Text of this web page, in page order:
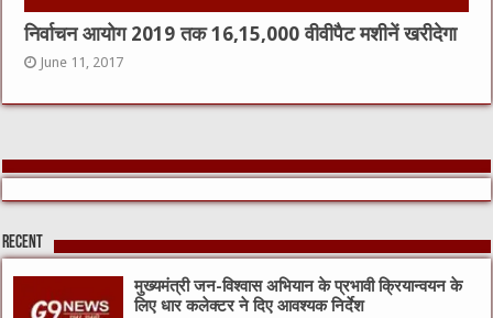
निर्वाचन आयोग 2019 तक 16,15,000 वीवीपैट मशीनें खरीदेगा
June 11, 2017
Recent
मुख्यमंत्री जन-विश्वास अभियान के प्रभावी क्रियान्वयन के
लिए धार कलेक्टर ने दिए आवश्यक निर्देश